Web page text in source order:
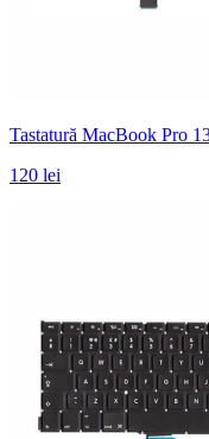
Tastatură MacBook Pro
120 lei